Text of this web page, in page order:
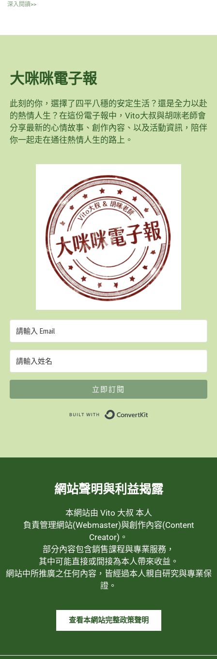
深入閱讀>>
大咪咪電子報
此刻的你，選擇了四平八穩的安定生活？還是全力以赴
的熱情人生？在這份電子報中，Vito大叔與胡咪老師會
分享最新的心情故事、創作內容、以及活動資訊，陪伴
你一起走在通往熱情人生的路上。
立即訂閱
網站聲明與利益揭露
本網站由 Vito 大叔 本人
負責管理網站(Webmaster)與創作內容(Content
Creator)。
部分內容包含銷售課程與專業服務，
其中可能直接或間接為本人帶來收益。
網站中所推廣之任何內容，皆經過本人親自研究與專業保
證。
查看本網站完整政策聲明